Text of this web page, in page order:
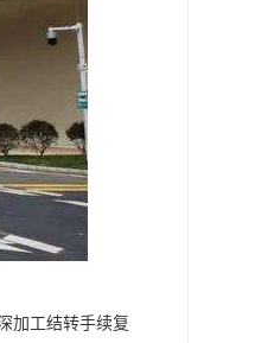
加工结转手续复